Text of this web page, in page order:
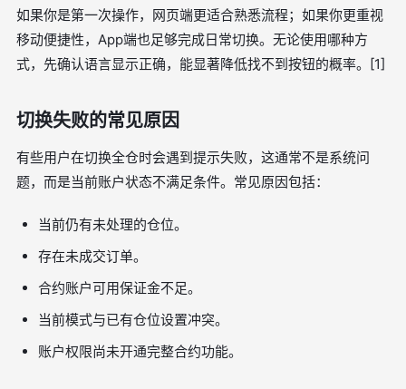
如果你是第一次操作，网页端更适合熟悉流程；如果你更重视
移动便捷性，App端也足够完成日常切换。无论使用哪种方
式，先确认语言显示正确，能显著降低找不到按钮的概率。[1]
切换失败的常见原因
有些用户在切换全仓时会遇到提示失败，这通常不是系统问
题，而是当前账户状态不满足条件。常见原因包括：
当前仍有未处理的仓位。
存在未成交订单。
合约账户可用保证金不足。
当前模式与已有仓位设置冲突。
账户权限尚未开通完整合约功能。